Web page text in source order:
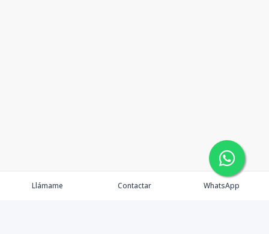
Llámame Contactar WhatsApp